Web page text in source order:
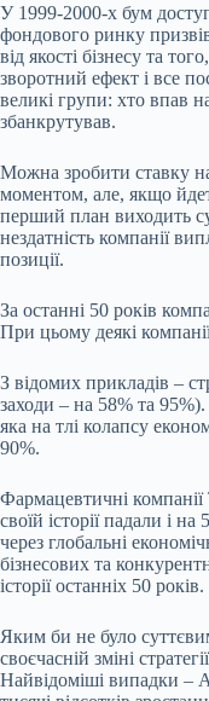
У 1999-2000-х бум
фондового ринку
від якості бізнесу та
зворотний ефект і все
великі групи: хто впав
збанкрутував.
Можна зробити ставку
моментом, але, якщо
перший план виходить
нездатність компанії
позиції.
За останні 50 років
При цьому деякі
З відомих прикладів –
заходи – на 58% та 95%).
яка на тлі колапсу
90%.
Фармацевтичні компанії
своїй історії падали і
через глобальні
бізнесових та
історії останніх 50 років.
Яким би не було
своєчасній зміні
Найвідоміші випадки –